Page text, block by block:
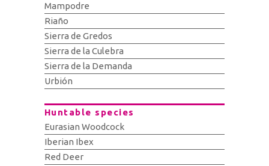
Mampodre
Riaño
Sierra de Gredos
Sierra de la Culebra
Sierra de la Demanda
Urbión
Huntable species
Eurasian Woodcock
Iberian Ibex
Red Deer